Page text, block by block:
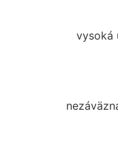
vysoká